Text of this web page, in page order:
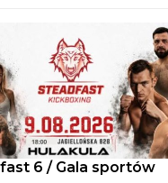
6 / Gala sportów